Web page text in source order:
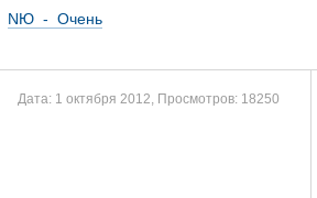
NЮ - Очень
Дата: 1 октября 2012, Просмотров: 18250